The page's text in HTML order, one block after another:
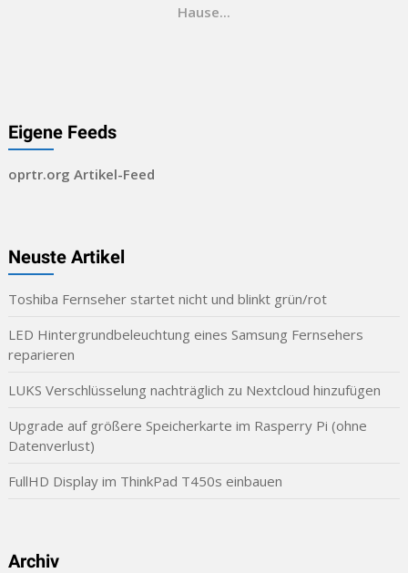
Hause...
Eigene Feeds
oprtr.org Artikel-Feed
Neuste Artikel
Toshiba Fernseher startet nicht und blinkt grün/rot
LED Hintergrundbeleuchtung eines Samsung Fernsehers
reparieren
LUKS Verschlüsselung nachträglich zu Nextcloud hinzufügen
Upgrade auf größere Speicherkarte im Rasperry Pi (ohne
Datenverlust)
FullHD Display im ThinkPad T450s einbauen
Archiv